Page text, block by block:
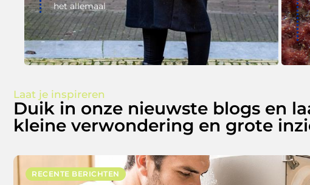
het allemaal
Laat je inspireren
Duik in onze nieuwste blogs en
kleine verwondering en grote
RECENTE BERICHTEN